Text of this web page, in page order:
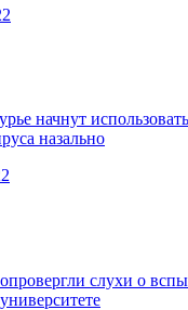
начнут
назально
слухи о